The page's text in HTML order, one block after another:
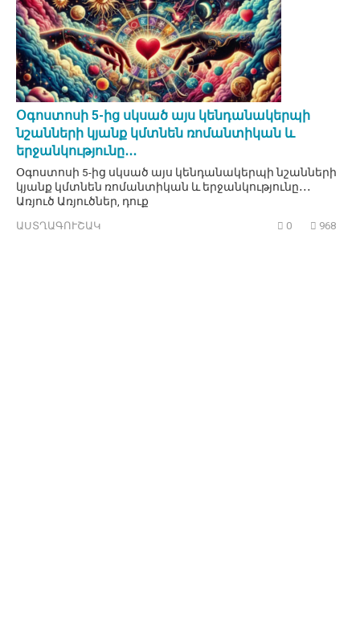
Օգոստոսի 5-ից սկսած այս կենդանակերպի
նշանների կյանք կմտնեն ռոմանտիկան և
երջանկությունը․․․
Օգոստոսի 5-ից սկսած այս կենդանակերպի նշանների
կյանք կմտնեն ռոմանտիկան և երջանկությունը․․․
Առյուծ Առյուծներ, դուք
ԱՍՏՂԱԳՈՒՇԱԿ 0 968